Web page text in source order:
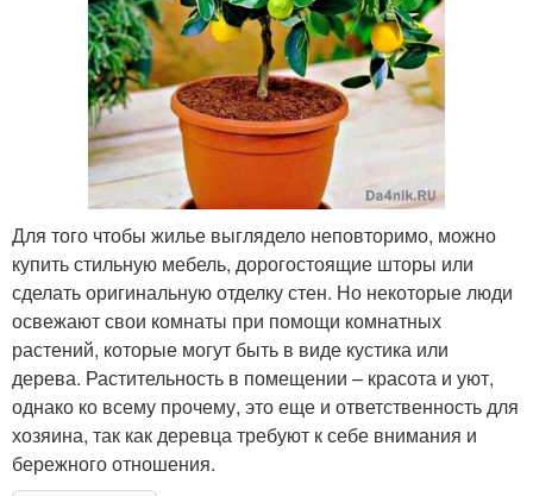
Для того чтобы жилье выглядело неповторимо, можно
купить стильную мебель, дорогостоящие шторы или
сделать оригинальную отделку стен. Но некоторые люди
освежают свои комнаты при помощи комнатных
растений, которые могут быть в виде кустика или
дерева. Растительность в помещении – красота и уют,
однако ко всему прочему, это еще и ответственность для
хозяина, так как деревца требуют к себе внимания и
бережного отношения.